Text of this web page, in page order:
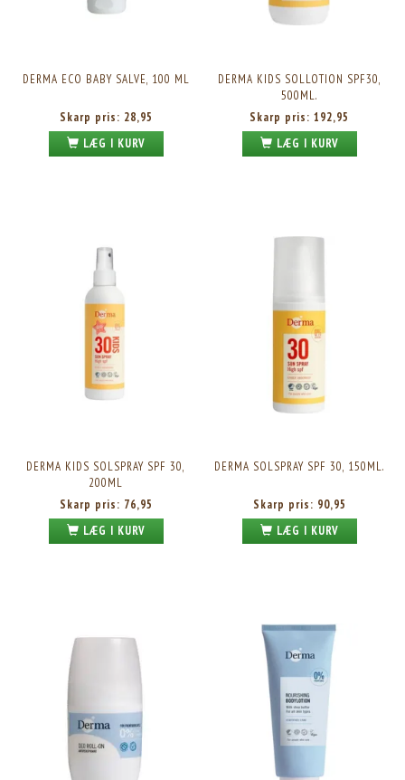
DERMA ECO BABY SALVE, 100 ML
Skarp pris: 28,95
LÆG I KURV
DERMA KIDS SOLLOTION SPF30,
500ML.
Skarp pris: 192,95
LÆG I KURV
DERMA KIDS SOLSPRAY SPF 30,
200ML
Skarp pris: 76,95
LÆG I KURV
DERMA SOLSPRAY SPF 30, 150ML.
Skarp pris: 90,95
LÆG I KURV